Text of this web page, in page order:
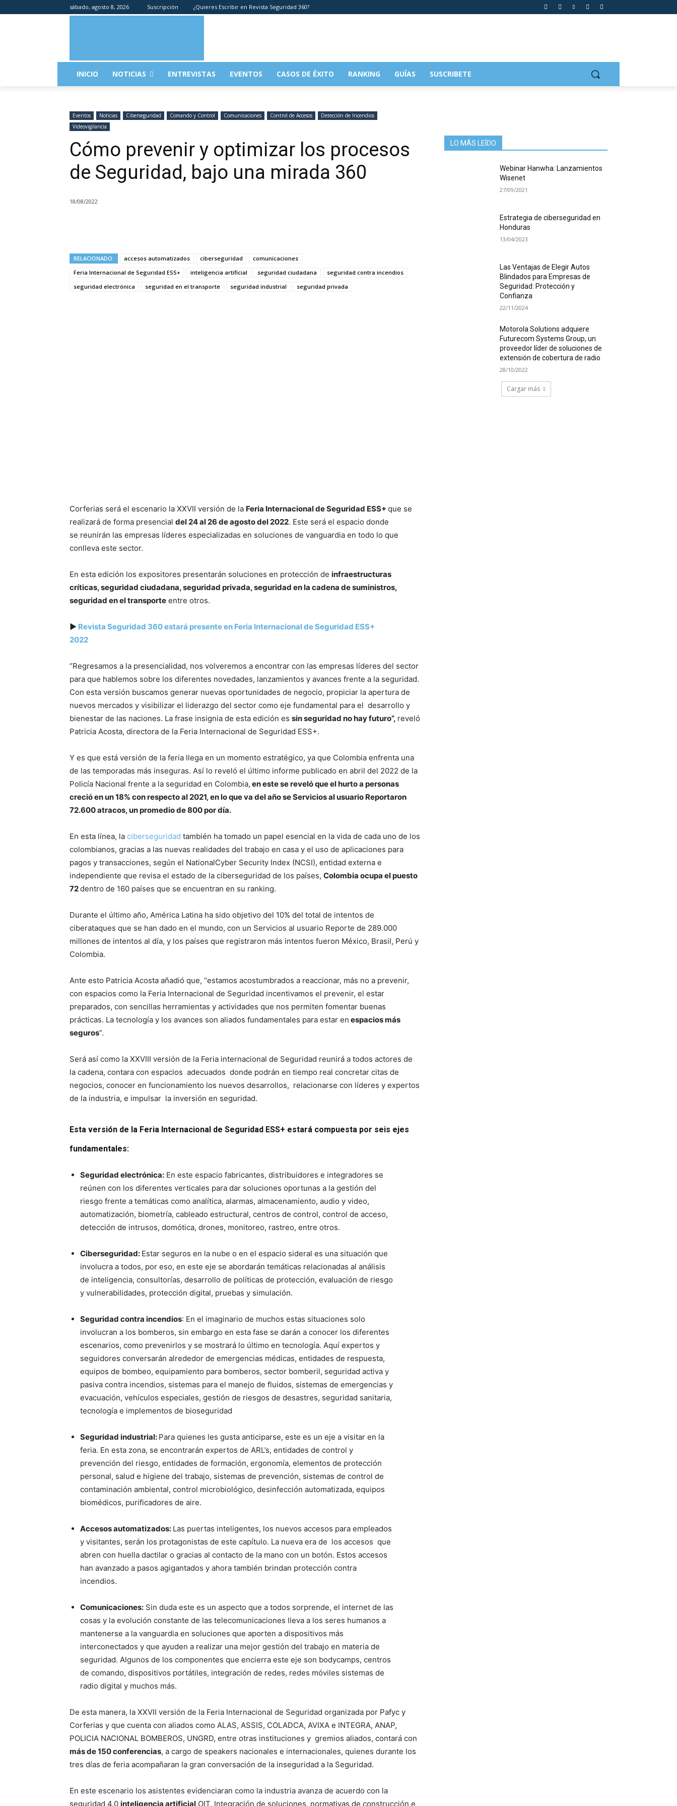
sábado, agosto 8, 2026 Suscripción ¿Quieres Escribir en Revista Seguridad 360?
INICIO NOTICIAS ENTREVISTAS EVENTOS CASOS DE ÉXITO RANKING GUÍAS SUSCRIBETE
Eventos Noticias Ciberseguridad Comando y Control Comunicaciones Control de Accesos
Detección de Incendios
Videovigilancia
Cómo prevenir y optimizar los procesos
de Seguridad, bajo una mirada 360
18/08/2022
RELACIONADO: accesos automatizados ciberseguridad
comunicaciones
Feria Internacional de Seguridad ESS+
inteligencia artificial seguridad ciudadana
seguridad contra incendios
seguridad electrónica
seguridad en el transporte seguridad industrial seguridad privada
Corferias será el escenario la XXVII versión de la Feria Internacional de Seguridad ESS+ que se
realizará de forma presencial del 24 al 26 de agosto del 2022. Este será el espacio donde
se reunirán las empresas líderes especializadas en soluciones de vanguardia en todo lo que
conlleva este sector.
En esta edición los expositores presentarán soluciones en protección de infraestructuras
críticas, seguridad ciudadana, seguridad privada, seguridad en la cadena de suministros,
seguridad en el transporte entre otros.
▶ Revista Seguridad 360 estará presente en Feria Internacional de Seguridad ESS+
2022
“Regresamos a la presencialidad, nos volveremos a encontrar con las empresas líderes del sector
para que hablemos sobre los diferentes novedades, lanzamientos y avances frente a la seguridad.
Con esta versión buscamos generar nuevas oportunidades de negocio, propiciar la apertura de
nuevos mercados y visibilizar el liderazgo del sector como eje fundamental para el desarrollo y
bienestar de las naciones. La frase insignia de esta edición es sin seguridad no hay futuro”, reveló
Patricia Acosta, directora de la Feria Internacional de Seguridad ESS+.
Y es que está versión de la feria llega en un momento estratégico, ya que Colombia enfrenta una
de las temporadas más inseguras. Así lo reveló el último informe publicado en abril del 2022 de la
Policía Nacional frente a la seguridad en Colombia, en este se reveló que el hurto a personas
creció en un 18% con respecto al 2021, en lo que va del año se Servicios al usuario Reportaron
72.600 atracos, un promedio de 800 por día.
En esta línea, la ciberseguridad también ha tomado un papel esencial en la vida de cada uno de los
colombianos, gracias a las nuevas realidades del trabajo en casa y el uso de aplicaciones para
pagos y transacciones, según el NationalCyber Security Index (NCSI), entidad externa e
independiente que revisa el estado de la ciberseguridad de los países, Colombia ocupa el puesto
72dentro de 160 países que se encuentran en su ranking.
Durante el último año, América Latina ha sido objetivo del 10% del total de intentos de
ciberataques que se han dado en el mundo, con un Servicios al usuario Reporte de 289.000
millones de intentos al día, y los países que registraron más intentos fueron México, Brasil, Perú y
Colombia.
Ante esto Patricia Acosta añadió que, “estamos acostumbrados a reaccionar, más no a prevenir,
con espacios como la Feria Internacional de Seguridad incentivamos el prevenir, el estar
preparados, con sencillas herramientas y actividades que nos permiten fomentar buenas
prácticas. La tecnología y los avances son aliados fundamentales para estar en espacios más
seguros”.
Será así como la XXVIII versión de la Feria internacional de Seguridad reunirá a todos actores de
la cadena, contara con espacios adecuados donde podrán en tiempo real concretar citas de
negocios, conocer en funcionamiento los nuevos desarrollos, relacionarse con líderes y expertos
de la industria, e impulsar la inversión en seguridad.
Esta versión de la Feria Internacional de Seguridad ESS+ estará compuesta por seis ejes
fundamentales:
Seguridad electrónica: En este espacio fabricantes, distribuidores e integradores se
reúnen con los diferentes verticales para dar soluciones oportunas a la gestión del
riesgo frente a temáticas como analítica, alarmas, almacenamiento, audio y video,
automatización, biometría, cableado estructural, centros de control, control de acceso,
detección de intrusos, domótica, drones, monitoreo, rastreo, entre otros.
Ciberseguridad: Estar seguros en la nube o en el espacio sideral es una situación que
involucra a todos, por eso, en este eje se abordarán temáticas relacionadas al análisis
de inteligencia, consultorías, desarrollo de políticas de protección, evaluación de riesgo
y vulnerabilidades, protección digital, pruebas y simulación.
Seguridad contra incendios: En el imaginario de muchos estas situaciones solo
involucran a los bomberos, sin embargo en esta fase se darán a conocer los diferentes
escenarios, como prevenirlos y se mostrará lo último en tecnología. Aquí expertos y
seguidores conversarán alrededor de emergencias médicas, entidades de respuesta,
equipos de bombeo, equipamiento para bomberos, sector bomberil, seguridad activa y
pasiva contra incendios, sistemas para el manejo de fluidos, sistemas de emergencias y
evacuación, vehículos especiales, gestión de riesgos de desastres, seguridad sanitaria,
tecnología e implementos de bioseguridad
Seguridad industrial: Para quienes les gusta anticiparse, este es un eje a visitar en la
feria. En esta zona, se encontrarán expertos de ARL’s, entidades de control y
prevención del riesgo, entidades de formación, ergonomía, elementos de protección
personal, salud e higiene del trabajo, sistemas de prevención, sistemas de control de
contaminación ambiental, control microbiológico, desinfección automatizada, equipos
biomédicos, purificadores de aire.
Accesos automatizados: Las puertas inteligentes, los nuevos accesos para empleados
y visitantes, serán los protagonistas de este capítulo. La nueva era de los accesos que
abren con huella dactilar o gracias al contacto de la mano con un botón. Estos accesos
han avanzado a pasos agigantados y ahora también brindan protección contra
incendios.
Comunicaciones: Sin duda este es un aspecto que a todos sorprende, el internet de las
cosas y la evolución constante de las telecomunicaciones lleva a los seres humanos a
mantenerse a la vanguardia en soluciones que aporten a dispositivos más
interconectados y que ayuden a realizar una mejor gestión del trabajo en materia de
seguridad. Algunos de los componentes que encierra este eje son bodycamps, centros
de comando, dispositivos portátiles, integración de redes, redes móviles sistemas de
radio digital y muchos más.
De esta manera, la XXVII versión de la Feria Internacional de Seguridad organizada por Pafyc y
Corferias y que cuenta con aliados como ALAS, ASSIS, COLADCA, AVIXA e INTEGRA, ANAP,
POLICIA NACIONAL BOMBEROS, UNGRD, entre otras instituciones y gremios aliados, contará con
más de 150 conferencias, a cargo de speakers nacionales e internacionales, quienes durante los
tres días de feria acompañaran la gran conversación de la inseguridad a la Seguridad.
En este escenario los asistentes evidenciaran como la industria avanza de acuerdo con la
seguridad 4.0 inteligencia artificial OIT, Integración de soluciones, normativas de construcción e
LO MÁS LEÍDO
Webinar Hanwha: Lanzamientos
Wisenet
27/09/2021
Estrategia de ciberseguridad en
Honduras
13/04/2023
Las Ventajas de Elegir Autos
Blindados para Empresas de
Seguridad: Protección y
Confianza
22/11/2024
Motorola Solutions adquiere
Futurecom Systems Group, un
proveedor líder de soluciones de
extensión de cobertura de radio
28/10/2022
Cargar más